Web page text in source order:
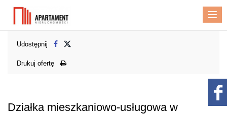
Udostępnij
Drukuj ofertę
Działka mieszkaniowo-usługowa w